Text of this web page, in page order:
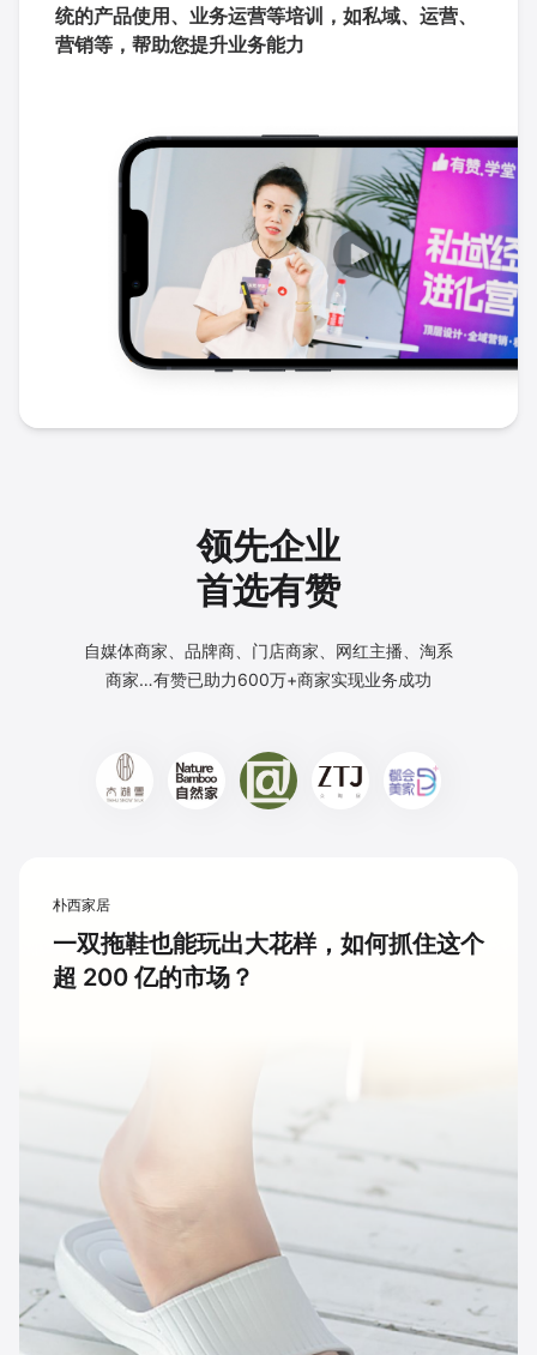
统的产品使用、业务运营等培训，如私域、运营、
营销等，帮助您提升业务能力
领先企业
首选有赞
自媒体商家、品牌商、门店商家、网红主播、淘系
商家…有赞已助力600万+商家实现业务成功
朴西家居
一双拖鞋也能玩出大花样，如何抓住这个
超 200 亿的市场？